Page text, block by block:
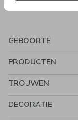
GEBOORTE
PRODUCTEN
TROUWEN
DECORATIE